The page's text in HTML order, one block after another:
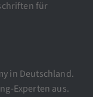
für
in Deutschland.
Experten aus.